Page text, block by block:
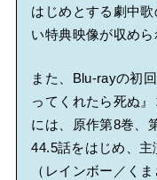
はじめとする劇中
い特典映像が収めら
また、Blu-rayの初
ってくれたら死ぬ
には、原作第8巻、
44.5話をはじめ、
（レインボー／く